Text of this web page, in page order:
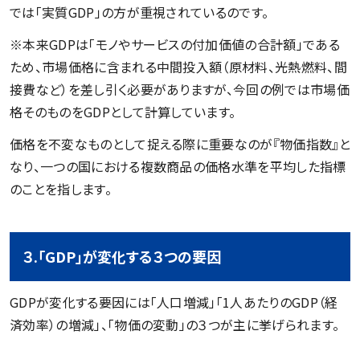
では「実質GDP」の方が重視されているのです。
※本来GDPは「モノやサービスの付加価値の合計額」である
ため、市場価格に含まれる中間投入額（原材料、光熱燃料、間
接費など）を差し引く必要がありますが、今回の例では市場価
格そのものをGDPとして計算しています。
価格を不変なものとして捉える際に重要なのが『物価指数』と
なり、一つの国における複数商品の価格水準を平均した指標
のことを指します。
３.「GDP」が変化する３つの要因
GDPが変化する要因には「人口増減」「1人あたりのGDP（経
済効率）の増減」、「物価の変動」の３つが主に挙げられます。